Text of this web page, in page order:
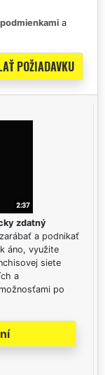
a
zdatný
a podnikať
áno, využite
siete
a
po